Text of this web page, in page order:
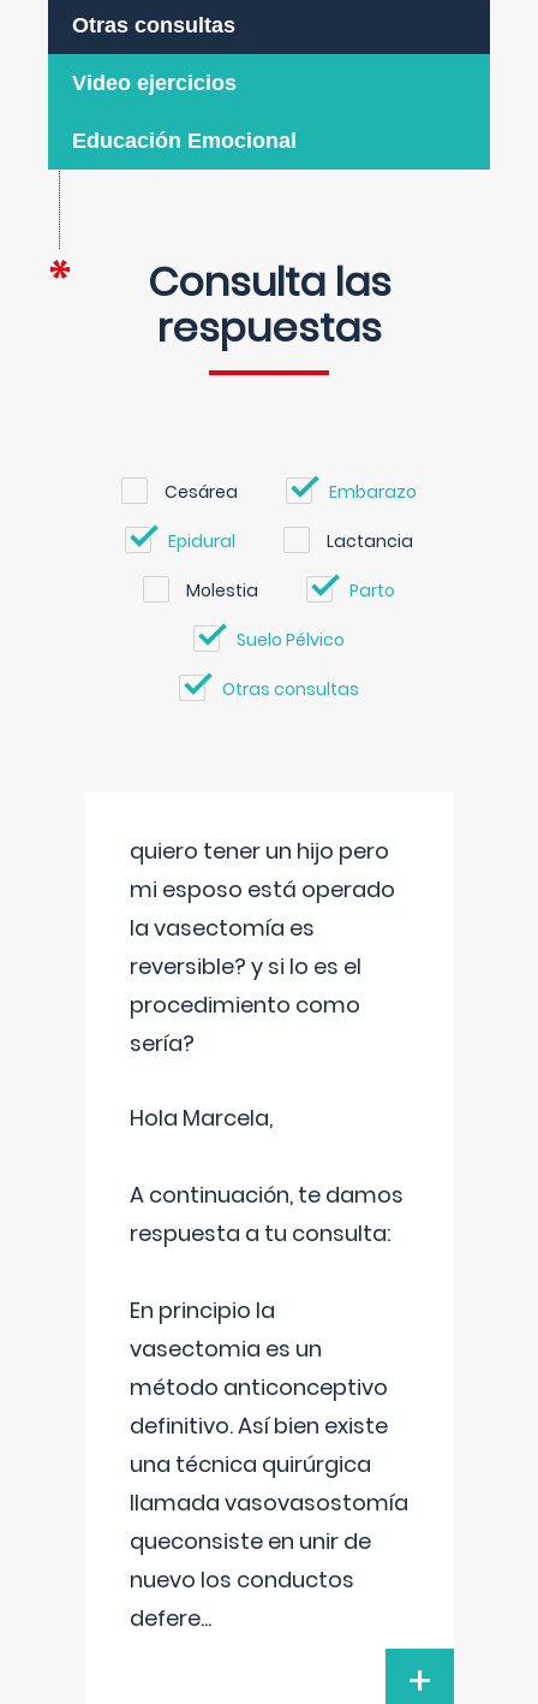
Otras consultas
Video ejercicios
Educación Emocional
Consulta las
respuestas
Cesárea Embarazo
Epidural Lactancia
Molestia Parto
Suelo Pélvico
Otras consultas
quiero tener un hijo pero
mi esposo está operado
la vasectomía es
reversible? y si lo es el
procedimiento como
sería?
Hola Marcela,
A continuación, te damos
respuesta a tu consulta:
En principio la
vasectomia es un
método anticonceptivo
definitivo. Así bien existe
una técnica quirúrgica
llamada vasovasostomía
queconsiste en unir de
nuevo los conductos
defere...
+